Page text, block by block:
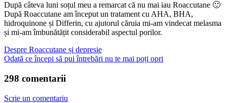
După câteva luni soțul meu a remarcat că nu mai iau Roaccutane 🙂
După Roaccutane am început un tratament cu AHA, BHA,
hidroquinone și Differin, cu ajutorul căruia mi-am vindecat melasma
și mi-am îmbunătățit considerabil aspectul porilor.
Despre Roaccutane și depresie
Odată ce începi să pui întrebări nu te mai poți opri
298 comentarii
Scrie un comentariu